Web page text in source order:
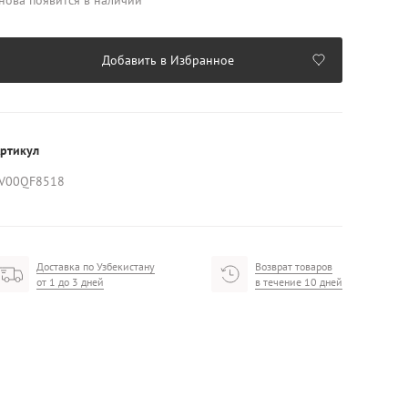
Добавить в Избранное
Доставка по Узбекистану
от 1 до 3 дней
Возврат товаров
в течение 10 дней